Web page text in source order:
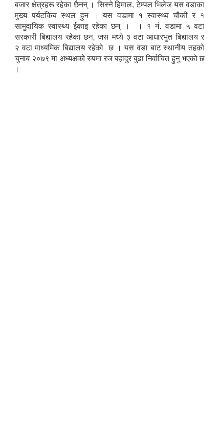
बजार क्षेत्रहरू रहेका छैनन् । सिस्ने हिमाल, टेम्पल भिलेज यस वडाका
मुख्य पर्यटकिय स्थल हुन । यस वडामा १ स्वास्थ्य चौकी र १
सामुदायिक स्वास्थ्य ईकाइ रहेका छन् । । १ नं. वडामा ५ वटा
सरकारी बिद्यालय रहेका छन, जस मध्ये ३ वटा आधारभुत बिद्यालय र
२ वटा माध्यमिक बिद्यालय रहेको छ । यस वडा बाट स्थानीय तहको
चुनाब २०७९ मा अध्यक्षको रुपमा रज बहादुर बुढा निर्वाचित हुनु भएको छ
।